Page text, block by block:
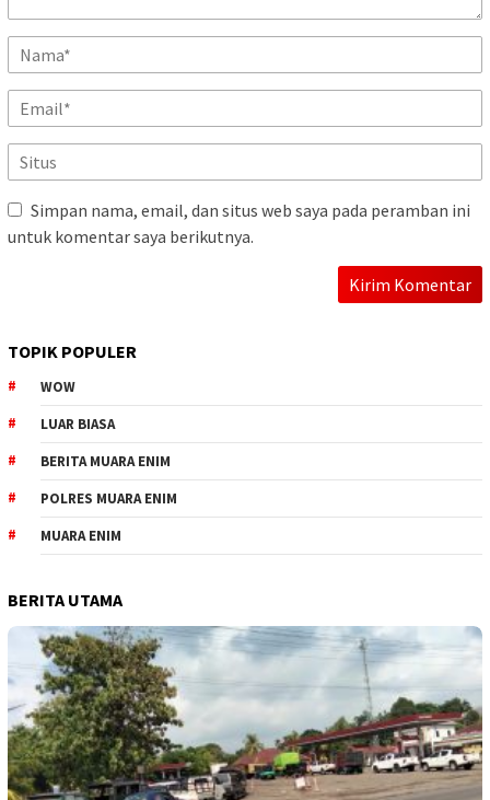
Simpan nama, email, dan situs web saya pada peramban ini
untuk komentar saya berikutnya.
TOPIK POPULER
WOW
LUAR BIASA
BERITA MUARA ENIM
POLRES MUARA ENIM
MUARA ENIM
BERITA UTAMA